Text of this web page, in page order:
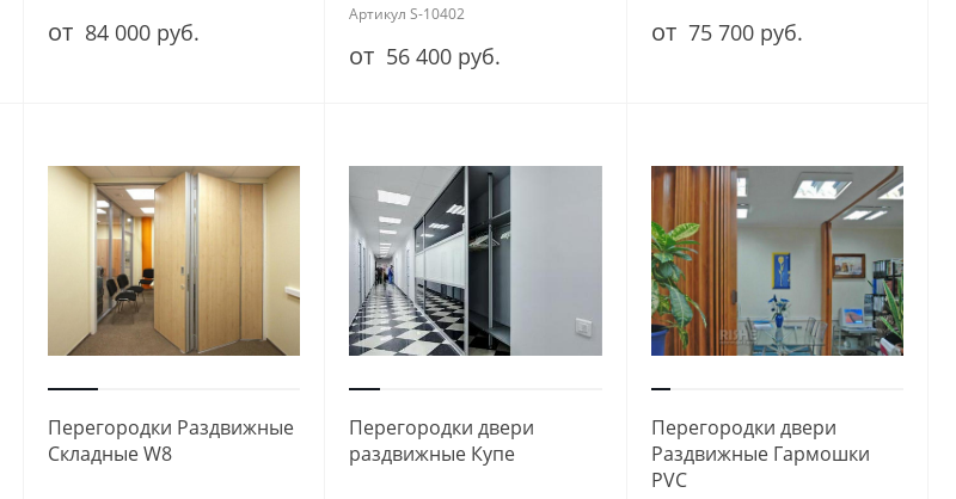
от 84 000 руб.
Артикул S-10402
от 56 400 руб.
от 75 700 руб.
Перегородки Раздвижные
Складные W8
Перегородки двери
раздвижные Купе
Перегородки двери
Раздвижные Гармошки
PVC